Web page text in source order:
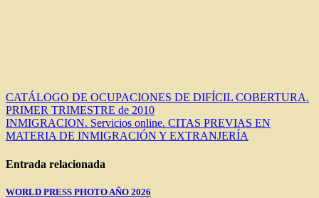
Navegación
de
entradas
CATÁLOGO DE OCUPACIONES DE DIFÍCIL COBERTURA.
PRIMER TRIMESTRE de 2010
INMIGRACION. Servicios online. CITAS PREVIAS EN
MATERIA DE INMIGRACIÓN Y EXTRANJERÍA
Entrada relacionada
WORLD PRESS PHOTO AÑO 2026